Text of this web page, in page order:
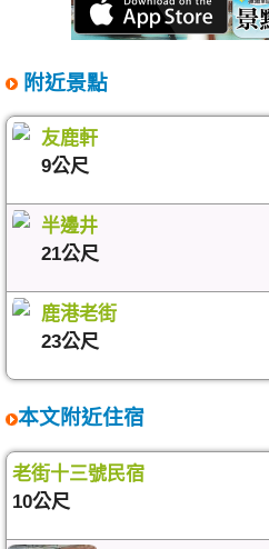
附近景點
友鹿軒
9公尺
半邊井
21公尺
鹿港老街
23公尺
本文附近住宿
老街十三號民宿
10公尺